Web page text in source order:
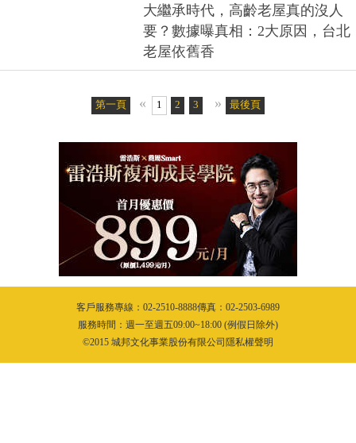
大繼承時代，高齡老屋真的沒人
要？數據曝真相：2大原因，台北
老屋依舊香
第一頁 « 1 2 3 4 5 6
» 最後頁
客戶服務專線：02-2510-8888傳真：02-2503-6989
服務時間：週一至週五09:00~18:00 (例假日除外)
©2015 城邦文化事業股份有限公司隱私權聲明